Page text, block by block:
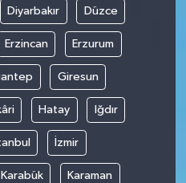
Diyarbakır Düzce
Erzincan Erzurum
Giresun
Hatay Iğdır
İzmir
Karabük Karaman